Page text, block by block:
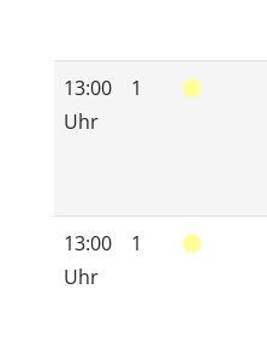
13:00
Uhr
1
13:00
Uhr
1